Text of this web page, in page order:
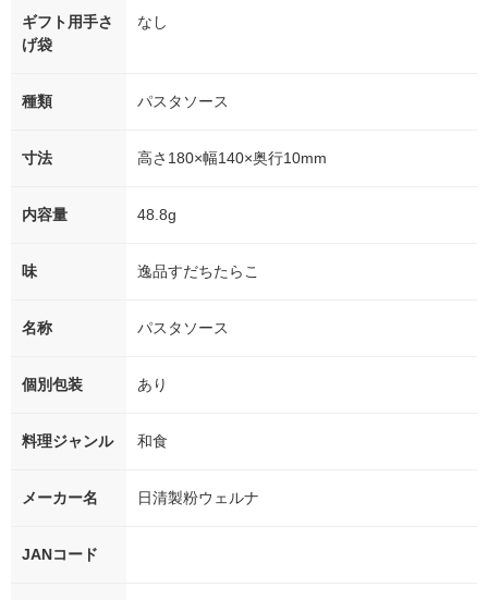
ギフト用手さ
げ袋
なし
種類 パスタソース
寸法 高さ180×幅140×奥行10mm
内容量 48.8g
味 逸品すだちたらこ
名称 パスタソース
個別包装 あり
料理ジャンル 和食
メーカー名 日清製粉ウェルナ
JANコード